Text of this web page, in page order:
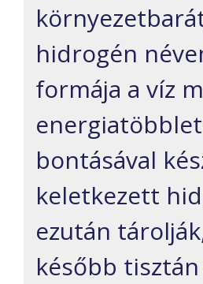
hidrogén
formája a víz
bontásával
keletkezett
ezután
később